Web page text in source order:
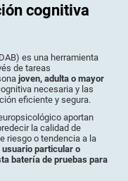
cognitiva
es una herramienta
de tareas
joven, adulta o mayor
necesaria y las
eficiente y segura.
aportan
la calidad de
riesgo o tendencia a la
usuario particular o
batería de pruebas para